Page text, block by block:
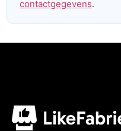
contactgegevens.